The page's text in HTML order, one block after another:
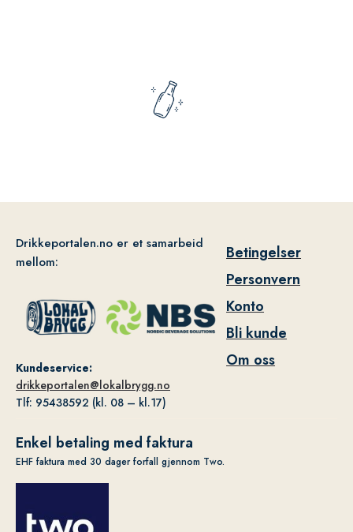
Drikkeportalen.no er et samarbeid
mellom:
Kundeservice:
drikkeportalen@lokalbrygg.no
Tlf: 95438592 (kl. 08 – kl.17)
Betingelser
Personvern
Konto
Bli kunde
Om oss
Enkel betaling med faktura
EHF faktura med 30 dager forfall gjennom Two.